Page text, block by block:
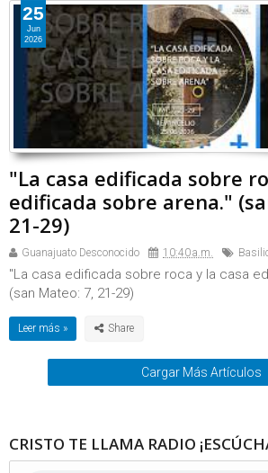
"La casa edificada sobre
edificada sobre arena."
21-29)
Guanajuato Desconocido 10:40 a.m.
"La casa edificada sobre roca y la casa
(san Mateo: 7, 21-29)
Leer más »
25
Jun
2026
Cargar Más Artículos
CRISTO TE LLAMA RADIO